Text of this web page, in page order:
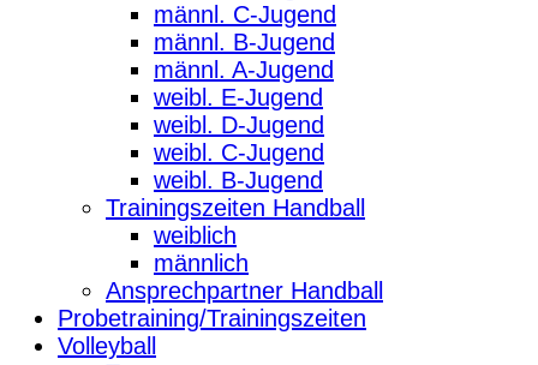
männl. C-Jugend
männl. B-Jugend
männl. A-Jugend
weibl. E-Jugend
weibl. D-Jugend
weibl. C-Jugend
weibl. B-Jugend
Trainingszeiten Handball
weiblich
männlich
Ansprechpartner Handball
Probetraining/Trainingszeiten
Volleyball